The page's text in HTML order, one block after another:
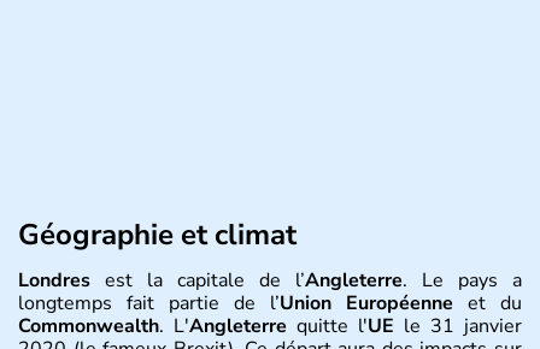
Géographie et climat
Londres est la capitale de l’Angleterre. Le pays a
longtemps fait partie de l’Union Européenne et du
Commonwealth. L'Angleterre quitte l'UE le 31 janvier